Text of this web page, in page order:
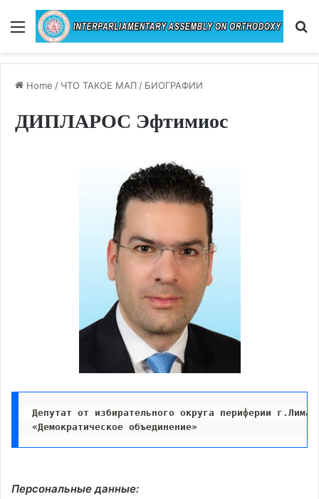
Menu
Home / ЧТО ТАКОЕ МАП / БИОГРАФИИ
ДИПЛАРОС Эфтимиос
Депутат от избирательного округа периферии
«Демократическое объединение»
Персональные данные: